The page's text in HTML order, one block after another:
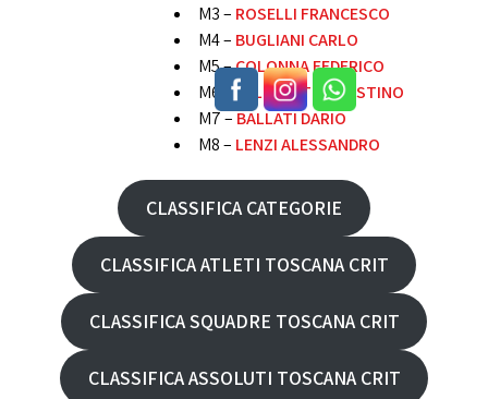
M3 – ROSELLI FRANCESCO
M4 – BUGLIANI CARLO
M5 –COLONNA FEDERICO
M6 –DEL MONTE AGOSTINO
M7 –BALLATI DARIO
M8 – LENZI ALESSANDRO
CLASSIFICA CATEGORIE
CLASSIFICA ATLETI TOSCANA CRIT
CLASSIFICA SQUADRE TOSCANA CRIT
CLASSIFICA ASSOLUTI TOSCANA CRIT